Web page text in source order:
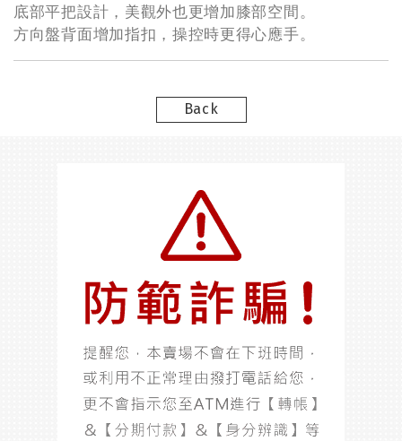
底部平把設計，美觀外也更增加膝部空間。
方向盤背面增加指扣，操控時更得心應手。
Back